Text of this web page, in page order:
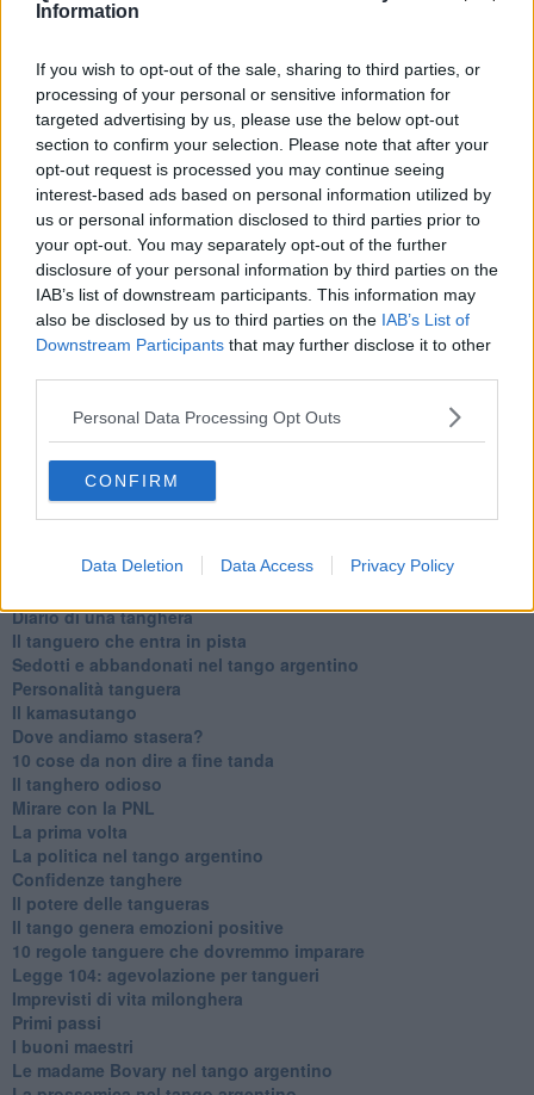
Information
If you wish to opt-out of the sale, sharing to third parties, or
processing of your personal or sensitive information for
targeted advertising by us, please use the below opt-out
section to confirm your selection. Please note that after your
opt-out request is processed you may continue seeing
interest-based ads based on personal information utilized by
us or personal information disclosed to third parties prior to
your opt-out. You may separately opt-out of the further
disclosure of your personal information by third parties on the
IAB’s list of downstream participants. This information may
also be disclosed by us to third parties on the IAB’s List of
Downstream Participants that may further disclose it to other
Personal Data Processing Opt Outs
CONFIRM
Data Deletion Data Access Privacy Policy
essere deluse poiché la certezza di per sé è, una volontà di verità.
di chiunque, certezze e farci perciò credere, che il tango sia
veramente un pensiero triste che si balla, quand’anche non è una
certezza di verità. L’uomo ricerca sempre la verità poiché non vuole
essere stupido, anche se tutto ciò lo rende irrequieto, poiché
andando in milonga deve sempre verificare se il tango è veramente
un pensiero triste che si balla, oppure se egli stesso quando balla
ha dei pensieri tristi oppure no.
Maria Caruso
Se vuoi leggere le notizie principali della Toscana iscriviti alla
Newsletter QUInews - ToscanaMedia.Arriva gratis tutti i giorni
alle 20:00 direttamente nella tua casella di posta.
Basta cliccareQUI
Articoli dal Blog “Parole milonguere” di Maria Caruso
Diario di una tanghera
Il tanguero che entra in pista
Sedotti e abbandonati nel tango argentino
Personalità tanguera
Il kamasutango
Dove andiamo stasera?
10 cose da non dire a fine tanda
Il tanghero odioso
Mirare con la PNL
La prima volta
La politica nel tango argentino
Confidenze tanghere
Il potere delle tangueras
Il tango genera emozioni positive
10 regole tanguere che dovremmo imparare
Legge 104: agevolazione per tangueri
Imprevisti di vita milonghera
Primi passi
I buoni maestri
Le madame Bovary nel tango argentino